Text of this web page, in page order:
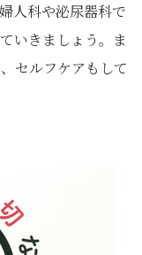
人科や泌尿器科で
いきましょう。ま
セルフケアもして